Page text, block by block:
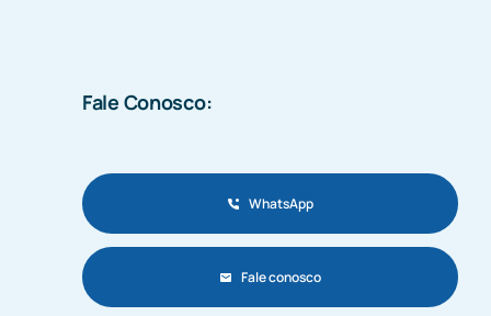
Fale Conosco:
WhatsApp
Fale conosco